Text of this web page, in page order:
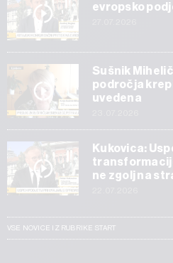
evropsko
Sušnik
področja
uvedena
Kukovica:
ne zgolj na
VSE NOVICE IZ RUBRIKE START